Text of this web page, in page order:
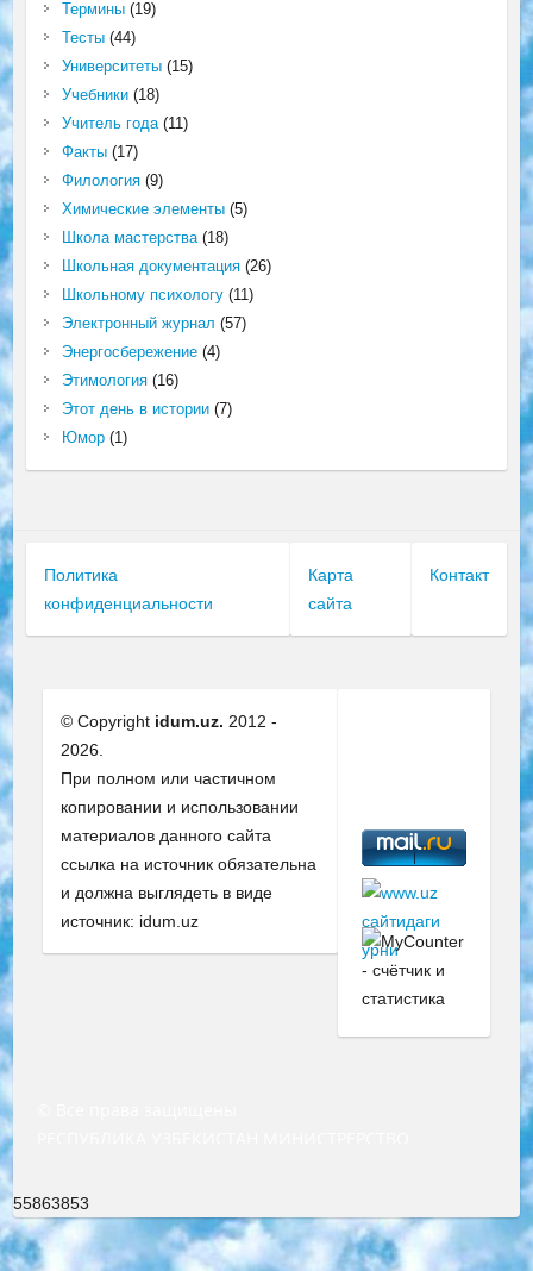
Термины(19)
Тесты(44)
Университеты(15)
Учебники(18)
Учитель года(11)
Факты(17)
Филология(9)
Химические элементы(5)
Школа мастерства(18)
Школьная документация(26)
Школьному психологу(11)
Электронный журнал (57)
Энергосбережение(4)
Этимология(16)
Этот день в истории(7)
Юмор(1)
Политика
конфиденциальности
Карта
сайта
Контакт
© Copyright idum.uz. 2012 -
2026.
При полном или частичном
копировании и использовании
материалов данного сайта
ссылка на источник обязательна
и должна выглядеть в виде
источник: idum.uz
55863853